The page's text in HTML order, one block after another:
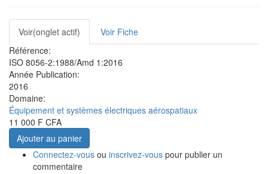
Onglets
principaux
Voir(onglet actif)
Voir Fiche
Référence:
ISO 8056-2:1988/Amd 1:2016
Année Publication:
2016
Domaine:
Équipement et systèmes électriques aérospatiaux
11 000 F CFA
Ajouter au panier
Connectez-vous ou inscrivez-vous pour publier un
commentaire